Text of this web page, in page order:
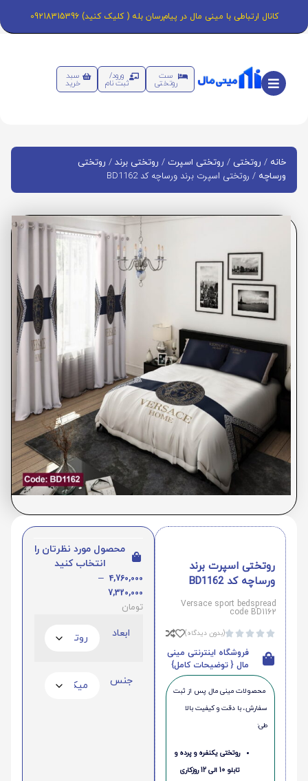
کانال ارتباطی با مینی مال در پیام‌رسان بله ( کلیک کنید) 09218315396
ست
روتختی
ورود/
ثبت نام
سبد
خرید
خانه / روتختی / روتختی اسپرت / روتختی برند / روتختی
ورساچه / روتختی اسپرت برند ورساچه کد BD1162
روتختی اسپرت برند
ورساچه کد BD1162
Versace sport bedspread
code BD1162




(بدون دیدگاه)
فروشگاه اینترنتی مینی
مال { توضیحات کامل}
محصولات مینی‌ مال پس از ثبت
سفارش، با دقت و کیفیت بالا
طی:
روتختی یکنفره و پرده و
تابلو 10 الی 12 روزکاری
محصول مورد نظرتان را
انتخاب کنید
4,760,000
–
7,320,000
تومان
ابعاد
جنس